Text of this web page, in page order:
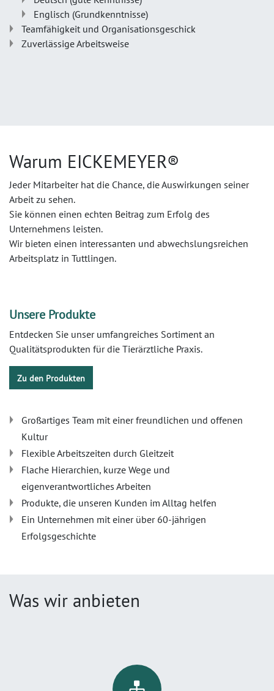
Englisch (Grundkenntnisse)
Teamfähigkeit und Organisationsgeschick
Zuverlässige Arbeitsweise
Warum EICKEMEYER®
Jeder Mitarbeiter hat die Chance, die Auswirkungen seiner
Arbeit zu sehen.
Sie können einen echten Beitrag zum Erfolg des
Unternehmens leisten.
Wir bieten einen interessanten und abwechslungsreichen
Arbeitsplatz in Tuttlingen.
Unsere Produkte
Entdecken Sie unser umfangreiches Sortiment an
Qualitätsprodukten für die Tierärztliche Praxis.
Zu den Produkten​
Großartiges Team mit einer freundlichen und offenen
Kultur
Flexible Arbeitszeiten durch Gleitzeit
Flache Hierarchien, kurze Wege und
eigenverantwortliches Arbeiten
Produkte, die unseren Kunden im Alltag helfen
Ein Unternehmen mit einer über 60-jährigen
Erfolgsgeschichte
Was wir anbieten